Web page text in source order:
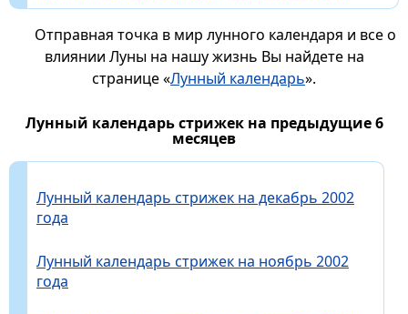
Отправная точка в мир лунного календаря и все о
влиянии Луны на нашу жизнь Вы найдете на
странице «Лунный календарь».
Лунный календарь стрижек на предыдущие 6
месяцев
Лунный календарь стрижек на декабрь 2002
года
Лунный календарь стрижек на ноябрь 2002
года